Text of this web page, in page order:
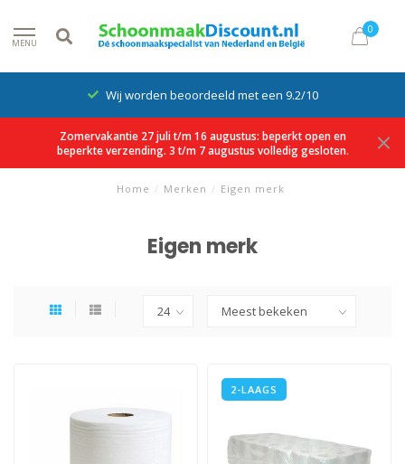
MENU
0
Wij worden beoordeeld met een 9.2/10
Zomervakantie 27 juli t/m 16 augustus: beperkt open en
beperkte verzending. 3 t/m 7 augustus volledig gesloten.
Home / Merken / Eigen merk
Eigen merk
2-LAAGS